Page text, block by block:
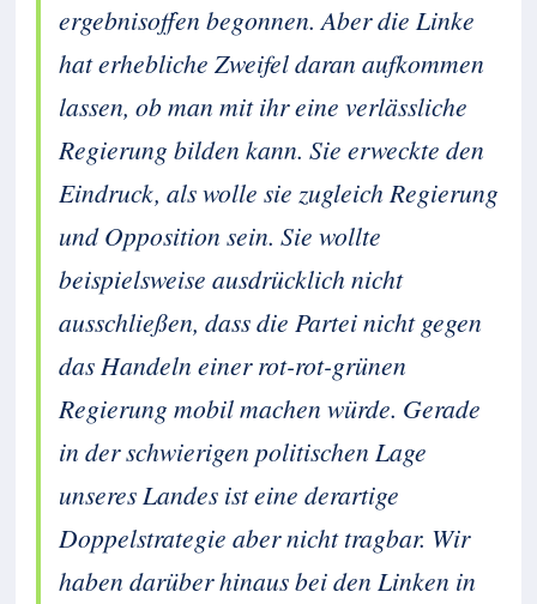
ergebnisoffen begonnen. Aber die Linke
hat erhebliche Zweifel daran aufkommen
lassen, ob man mit ihr eine verlässliche
Regierung bilden kann. Sie erweckte den
Eindruck, als wolle sie zugleich Regierung
und Opposition sein. Sie wollte
beispielsweise ausdrücklich nicht
ausschließen, dass die Partei nicht gegen
das Handeln einer rot-rot-grünen
Regierung mobil machen würde. Gerade
in der schwierigen politischen Lage
unseres Landes ist eine derartige
Doppelstrategie aber nicht tragbar. Wir
haben darüber hinaus bei den Linken in